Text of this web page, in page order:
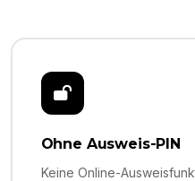
Ohne Ausweis-PIN
Keine Online-